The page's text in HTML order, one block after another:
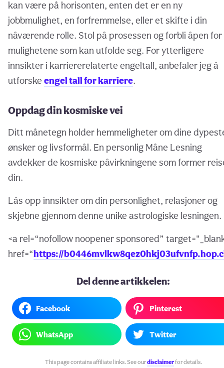
kan være på horisonten, enten det er en ny
jobbmulighet, en forfremmelse, eller et skifte i din
nåværende rolle. Stol på prosessen og forbli åpen for
mulighetene som kan utfolde seg. For ytterligere
innsikter i karriererelaterte engeltall, anbefaler jeg å
utforske engel tall for karriere.
Oppdag din kosmiske vei
Ditt månetegn holder hemmeligheter om dine
ønsker og livsformål. En personlig Måne Lesning
avdekker de kosmiske påvirkningene som former
din.
Lås opp innsikter om din personlighet, relasjoner og
skjebne gjennom denne unike astrologiske lesningen.
<a rel=“nofollow noopener sponsored”
href=“https://
Del denne artikkelen:
Facebook Pinterest
WhatsApp Twitter
This page contains affiliate links. See ourdisclaimerfor details.